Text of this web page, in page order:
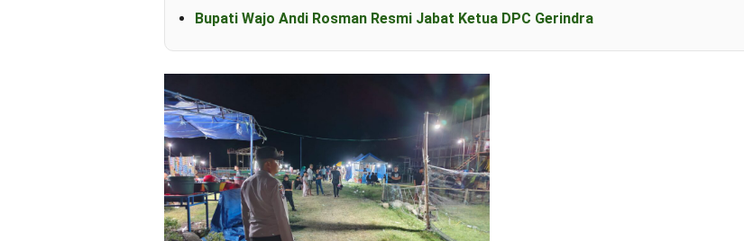
Bupati Wajo Andi Rosman Resmi Jabat Ketua DPC Gerindra